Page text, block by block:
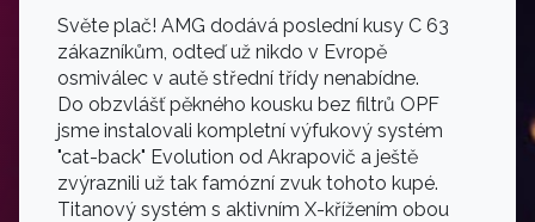
Světe plač! AMG dodává poslední kusy C 63
zákazníkům, odteď už nikdo v Evropě
osmiválec v autě střední třídy nenabídne.
Do obzvlášť pěkného kousku bez filtrů OPF
jsme instalovali kompletní výfukový systém
"cat-back" Evolution od Akrapovič a ještě
zvýraznili už tak famózní zvuk tohoto kupé.
Titanový systém s aktivním X-křížením obou